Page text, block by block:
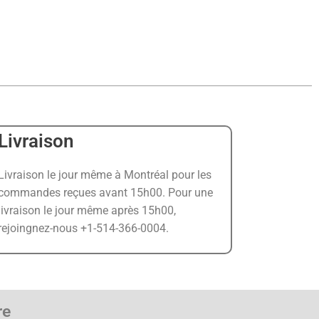
le jour même à Montréal pour les
reçues avant 15h00. Pour une
le jour même après 15h00,
nous +1-514-366-0004.